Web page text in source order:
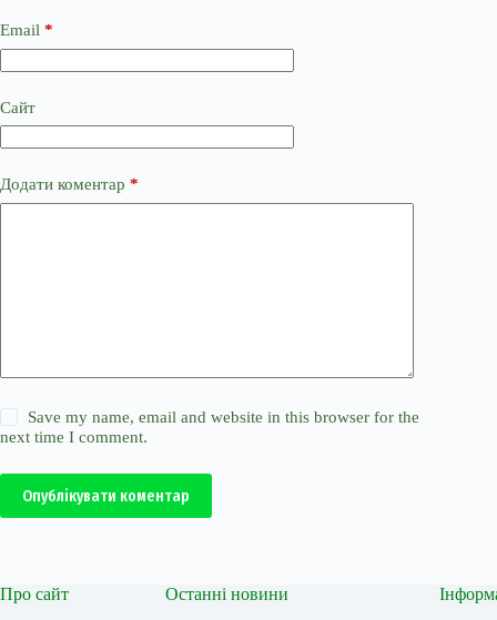
Email *
Сайт
Додати коментар *
Save my name, email and website in this browser for the
next time I comment.
Опублікувати коментар
Про сайт Останні новини